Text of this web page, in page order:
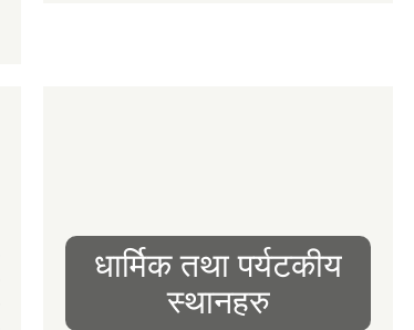
धार्मिक तथा पर्यटकीय
स्थानहरु